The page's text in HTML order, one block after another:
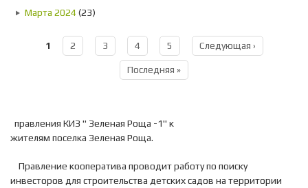
Марта 2024 (23)
Страницы
1 2 3 4 5 Следующая ›
Последняя »
правления КИЗ " Зеленая Роща -1" к
жителям поселка Зеленая Роща.
Правление кооператива проводит работу по поиску
инвесторов для строительства детских садов на территории